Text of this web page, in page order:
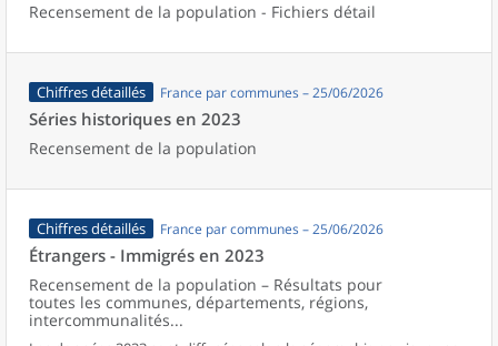
Recensement de la population - Fichiers détail
Chiffres détaillés France par communes – 25/06/2026
Séries historiques en 2023
Recensement de la population
Chiffres détaillés France par communes – 25/06/2026
Étrangers - Immigrés en 2023
Recensement de la population – Résultats pour
toutes les communes, départements, régions,
intercommunalités...